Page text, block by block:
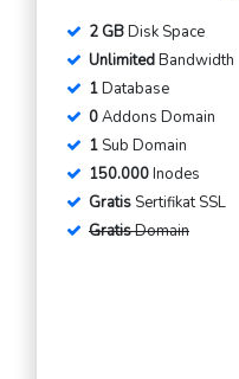
2 GBDisk Space
UnlimitedBandwidth
1Database
0Addons Domain
1 Sub Domain
150.000Inodes
Gratis Sertifikat SSL
GratisDomain